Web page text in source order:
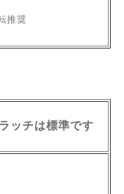
推奨
ッチは標準です